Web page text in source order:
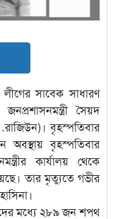
সাবেক সাধারণ
সৈয়দ
বৃহস্পতিবার
অবস্থায় বৃহস্পতিবার
কার্যালয় থেকে
তার মৃত্যুতে গভীর
মধ্যে ২৮৯ জন শপথ